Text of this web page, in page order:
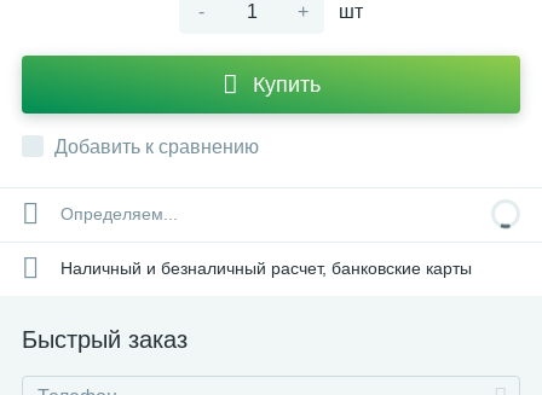
- + шт
Купить
Добавить к сравнению
Определяем...
Наличный и безналичный расчет, банковские карты
Быстрый заказ